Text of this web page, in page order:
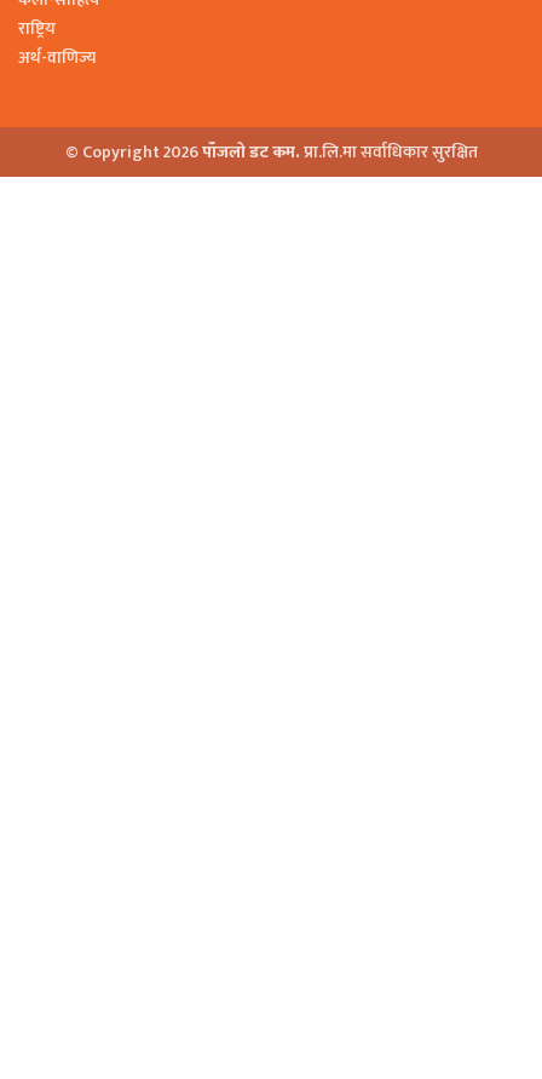
राष्ट्रिय
अर्थ-वाणिज्य
© Copyright 2026पाँजलो डट कम.प्रा.लि.मा सर्वाधिकार सुरक्षित